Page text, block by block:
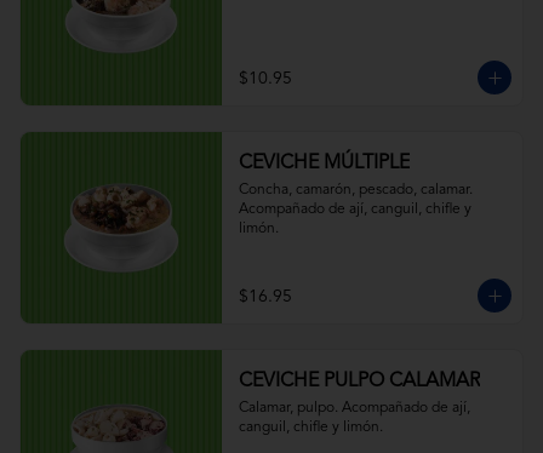
$10.95
CEVICHE MÚLTIPLE
Concha, camarón, pescado, calamar.
Acompañado de ají, canguil, chifle y
limón.
$16.95
CEVICHE PULPO CALAMAR
Calamar, pulpo. Acompañado de ají,
canguil, chifle y limón.